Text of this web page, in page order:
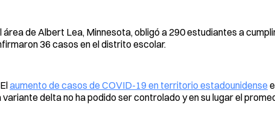
área de Albert Lea, Minnesota, obligó a 290 estudiantes a
36 casos en el distrito escolar.
Elaumento de casos de COVID-19 en territorio estadounidense
delta no ha podido ser controlado y en su lugar el